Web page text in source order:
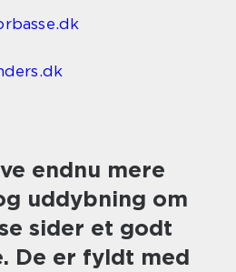
endnu mere
uddybning om
sider et godt
De er fyldt med